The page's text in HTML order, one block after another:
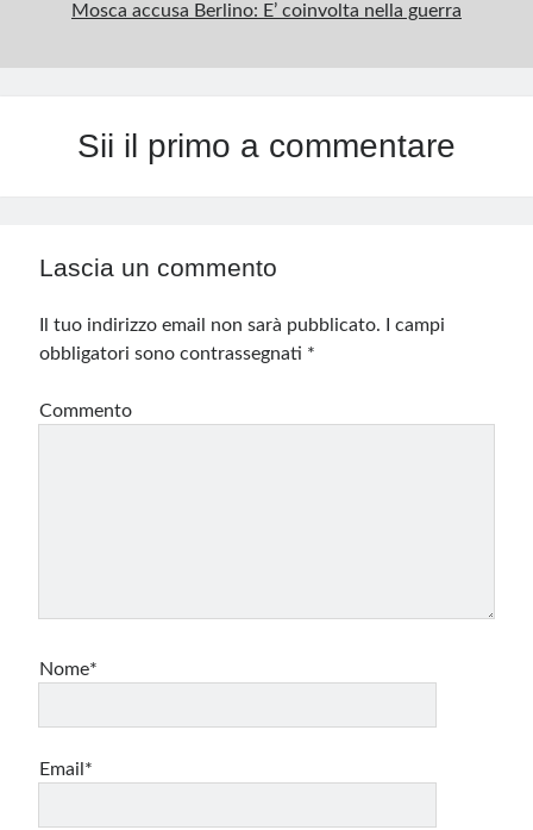
Mosca accusa Berlino: E’ coinvolta nella guerra
Sii il primo a commentare
Lascia un commento
Il tuo indirizzo email non sarà pubblicato.
I campi
obbligatori sono contrassegnati *
Commento
Nome*
Email*